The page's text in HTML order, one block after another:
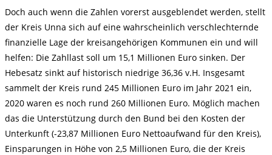
Doch auch wenn die Zahlen vorerst ausgeblendet werden, stellt
der Kreis Unna sich auf eine wahrscheinlich verschlechternde
finanzielle Lage der kreisangehörigen Kommunen ein und will
helfen: Die Zahllast soll um 15,1 Millionen Euro sinken. Der
Hebesatz sinkt auf historisch niedrige 36,36 v.H. Insgesamt
sammelt der Kreis rund 245 Millionen Euro im Jahr 2021 ein,
2020 waren es noch rund 260 Millionen Euro. Möglich machen
das die Unterstützung durch den Bund bei den Kosten der
Unterkunft (-23,87 Millionen Euro Nettoaufwand für den Kreis),
Einsparungen in Höhe von 2,5 Millionen Euro, die der Kreis